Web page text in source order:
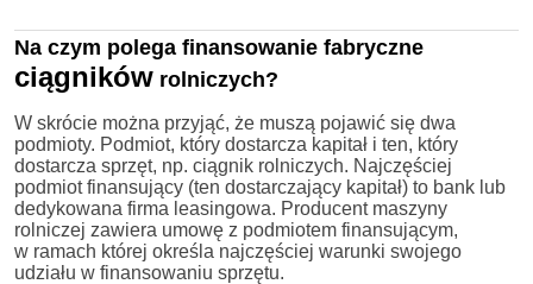
Na czym polega finansowanie fabryczne
ciągników rolniczych?
W skrócie można przyjąć, że muszą pojawić się dwa
podmioty. Podmiot, który dostarcza kapitał i ten, który
dostarcza sprzęt, np. ciągnik rolniczych. Najczęściej
podmiot finansujący (ten dostarczający kapitał) to bank lub
dedykowana firma leasingowa. Producent maszyny
rolniczej zawiera umowę z podmiotem finansującym,
w ramach której określa najczęściej warunki swojego
udziału w finansowaniu sprzętu.